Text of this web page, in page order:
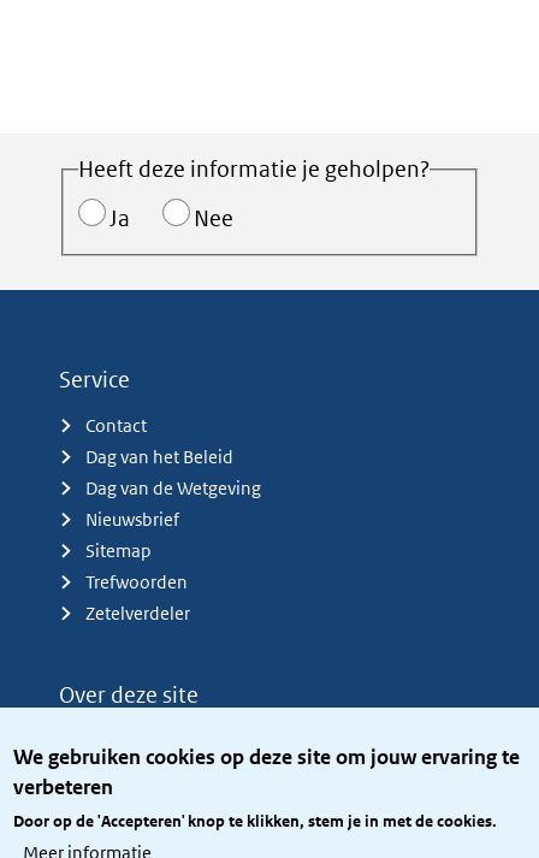
We gebruiken cookies op deze site om jouw ervaring te
verbeteren
Door op de 'Accepteren' knop te klikken, stem je in met de cookies.
Meer informatie
Heeft deze informatie je geholpen?
Ja
Nee
Service
Contact
Dag van het Beleid
Dag van de Wetgeving
Nieuwsbrief
Sitemap
Trefwoorden
Zetelverdeler
Over deze site
Privacy
Toegang site openbaar